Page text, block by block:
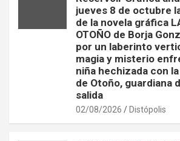
jueves 8 de octubre
de la novela gráfica
OTOÑO de Borja
por un laberinto
magia y misterio
niña hechizada con
de Otoño, guardiana
salida
02/08/2026 Distópolis